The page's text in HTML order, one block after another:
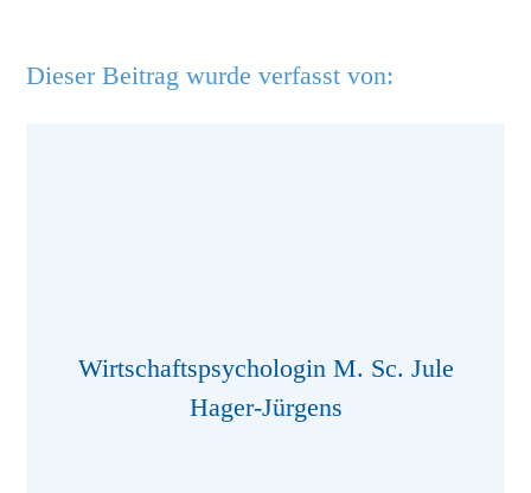
Dieser Beitrag wurde verfasst von:
Wirtschaftspsychologin M. Sc. Jule
Hager-Jürgens